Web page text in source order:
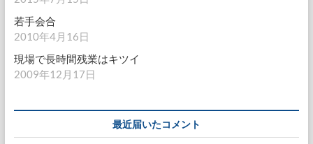
若手会合
2010年4月16日
現場で長時間残業はキツイ
2009年12月17日
最近届いたコメント